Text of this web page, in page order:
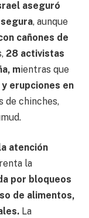
aseguró
, aunque
cañones de
28 activistas
mientras que
erupciones en
de chinches,
atención
la
por bloqueos
de alimentos,
La